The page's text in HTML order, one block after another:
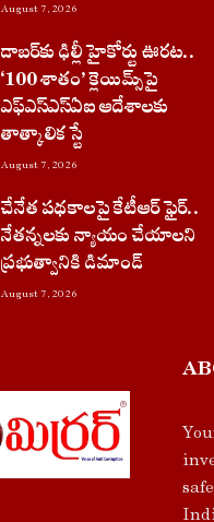
August 7, 2026
డాబర్‌కు ఢిల్లీ హైకోర్టు ఊరట..
‘100 శాతం’ క్లెయిమ్స్‌పై
ఎఫ్‌ఎస్‌ఎస్‌ఏఐ ఆదేశాలకు
తాత్కాలిక స్టే
August 7, 2026
చేనేత పథకాలపై కేటీఆర్ ఫైర్..
నేతన్నలకు న్యాయం చేయాలని
ప్రభుత్వానికి డిమాండ్
August 7, 2026